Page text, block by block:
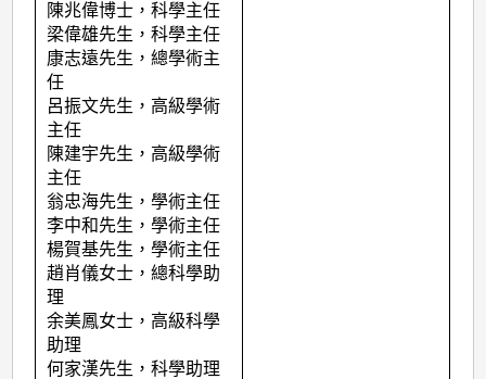
陳兆偉博士，科學主任
梁偉雄先生，科學主任
康志遠先生，總學術主
任
呂振文先生，高級學術
主任
陳建宇先生，高級學術
主任
翁忠海先生，學術主任
李中和先生，學術主任
楊賀基先生，學術主任
趙肖儀女士，總科學助
理
余美鳳女士，高級科學
助理
何家漢先生，科學助理